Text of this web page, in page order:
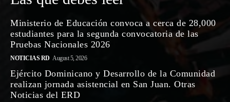
Ministerio de Educación convoca a cerca de 28,000
estudiantes para la segunda convocatoria de las
Pruebas Nacionales 2026
NOTICIAS RD August 5, 2026
Ejército Dominicano y Desarrollo de la Comunidad
realizan jornada asistencial en San Juan. Otras
Noticias del ERD